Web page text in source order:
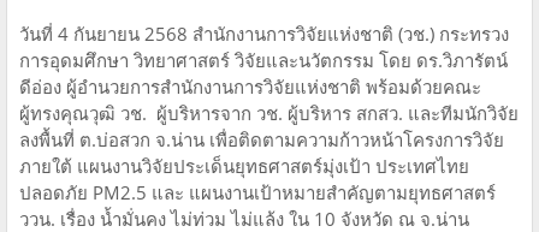
วันที่ 4 กันยายน 2568 สำนักงานการวิจัยแห่งชาติ (วช.) กระทรวง
การอุดมศึกษา วิทยาศาสตร์ วิจัยและนวัตกรรม โดย ดร.วิภารัตน์
ดีอ่อง ผู้อำนวยการสำนักงานการวิจัยแห่งชาติ พร้อมด้วยคณะ
ผู้ทรงคุณวุฒิ วช. ผู้บริหารจาก วช. ผู้บริหาร สกสว. และทีมนักวิจัย
ลงพื้นที่ ต.บ่อสวก จ.น่าน เพื่อติดตามความก้าวหน้าโครงการวิจัย
ภายใต้ แผนงานวิจัยประเด็นยุทธศาสตร์มุ่งเป้า ประเทศไทย
ปลอดภัย PM2.5 และ แผนงานเป้าหมายสำคัญตามยุทธศาสตร์
ววน. เรื่อง น้ำมั่นคง ไม่ท่วม ไม่แล้ง ใน 10 จังหวัด ณ จ.น่าน